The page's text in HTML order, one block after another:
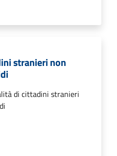
stranieri non
di cittadini stranieri